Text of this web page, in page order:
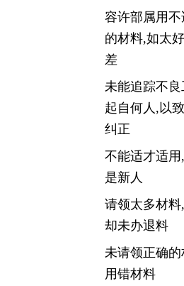
容许部属用不
的材料,如太
差
未能追踪不良
起自何人,以
纠正
不能适才适用
是新人
请领太多材料
却未办退料
未请领正确的
用错材料